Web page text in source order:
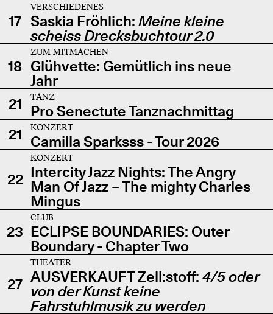
17
VERSCHIEDENES
Saskia Fröhlich: Meine kleine
scheiss Drecksbuchtour 2.0
18
ZUM MITMACHEN
Glühvette: Gemütlich ins neue
Jahr
21
TANZ
Pro Senectute Tanznachmittag
21
KONZERT
Camilla Sparksss - Tour 2026
22
KONZERT
Intercity Jazz Nights: The Angry
Man Of Jazz – The mighty Charles
Mingus
23
CLUB
ECLIPSE BOUNDARIES: Outer
Boundary - Chapter Two
27
THEATER
AUSVERKAUFT Zell:stoff: 4/5 oder
von der Kunst keine
Fahrstuhlmusik zu werden